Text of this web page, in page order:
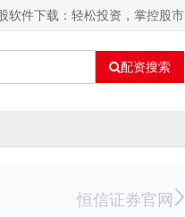
软件下载：轻松投资，掌控股市
配资搜索
恒信证券官网